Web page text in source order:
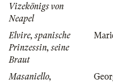
Vizekönigs von
Neapel
Elvire, spanische
Prinzessin, seine
Braut
Masaniello,